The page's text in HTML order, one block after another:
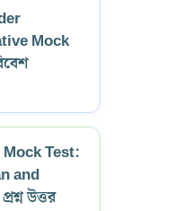
Mock
Test:
and
উত্তর